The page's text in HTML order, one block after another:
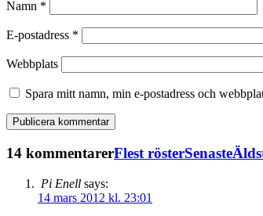
Namn *
E-postadress *
Webbplats
Spara mitt namn, min e-postadress och
14 kommentarerFlest rösterSenaste
Pi Enell says:
14 mars 2012 kl. 23:01